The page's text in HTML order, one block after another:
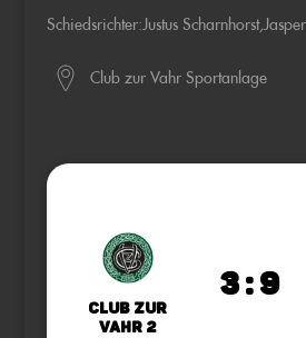
Schiedsrichter:Justus Scharnhorst,
Club zur Vahr Sportanlage
Club zur
Vahr 2
3 : 9